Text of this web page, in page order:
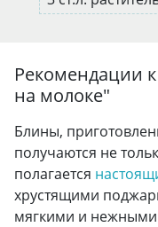
Рекомендации
на молоке"
Блины,
получаются не
полагается
хрустящими
мягкими и